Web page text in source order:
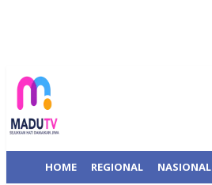
HOME REGIONAL NASIONAL